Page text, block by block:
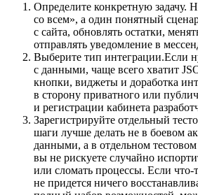
Определите конкретную задачу.
со всем», а один понятный
с сайта, обновлять остатки,
отправлять уведомление в
Выберите тип интеграции.Если
с данными, чаще всего хватит
кнопки, виджеты и доработка
в сторону приватного или
и регистрации кабинета
Зарегистрируйте отдельный
шаги лучше делать не в боевом
данными, а в отдельном
вы не рискуете случайно
или сломать процессы. Если что-
не придется ничего